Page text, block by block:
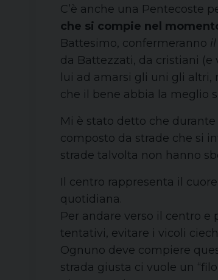
C’è anche una Pentecoste
che si compie nel
Battesimo, confermeranno
da Battezzati, da cristiani (e
lui ad amarsi gli uni gli altri,
che il bene abbia la meglio
Mi è stato detto che
composto da strade che si
strade talvolta non hanno
Il centro rappresenta il
quotidiana.
Per andare verso il centro e
tentativi, evitare i vicoli
Ognuno deve compiere
strada giusta ci vuole un “filo